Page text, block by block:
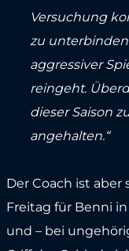
Versuchung
zu
aggressiver
reingeht.
dieser Saison
angehalten.“
Der Coach ist aber
Freitag für Benni
und – bei